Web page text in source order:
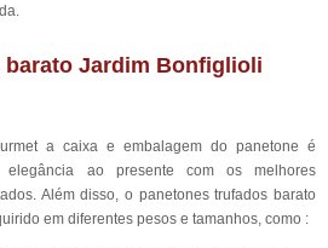
Jardim Bonfiglioli
a caixa e embalagem do panetone é
elegância ao presente com os melhores
Além disso, o panetones trufados barato
em diferentes pesos e tamanhos, como :